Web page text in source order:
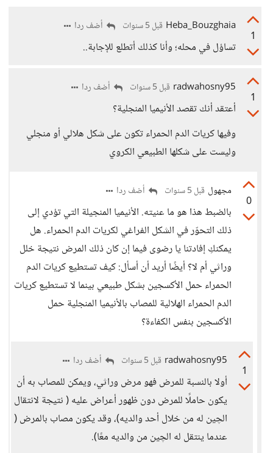
1
Heba_Bouzghaia قبل 5 سنوات أضف ردا
تساؤل في محله؛ وأنا كذلك أتطلع للإجابة..
1
radwahosny95 قبل 5 سنوات أضف ردا
أعتقد أنك تقصد الأنيميا المنجلية؟
وفيها كريات الدم الحمراء تكون على شكل هلالي أو منجلي
وليست على شكلها الطبيعي الكروي
0
مجهول قبل 5 سنوات أضف ردا
بالضبط هذا هو ما عنيته. الأنيميا المنجيلة التي تؤدي إلى
ذلك التحوّر في الشكل الفراغي لكريات الدم الحمراء. هل
يمكنكِ إفادتنا يا رضوى فيما إن كان ذلك المرض نتيجة خلل
وراثي أم لا؟ أيضًا أريد أن أسأل: كيف تستطيع كريات الدم
الحمراء حمل الأكسجين بشكل طبيعي بينما لا تستطيع كريات
الدم الحمراء الهلالية للمصاب بالأنيميا المنجلية حمل
الأكسجين بنفس الكفاءة؟
1
radwahosny95 قبل 5 سنوات أضف ردا
أولا بالنسبة للمرض فهو مرض وراثي، ويمكن للمصاب به أن
يكون حاملًا للمرض دون ظهور أعراض عليه ( نتيجة لانتقال
الچين له من خلال أحد والديه)، وقد يكون مصاب بالمرض (
عندما ينتقل له الچين من والديه معًا).